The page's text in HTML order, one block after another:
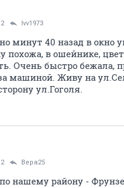
lvv1973
минут 40 назад в окно
похожа, в ошейнике,
Очень быстро бежала,
машиной. Живу на
ул.Гоголя.
Вера25
нашему району -